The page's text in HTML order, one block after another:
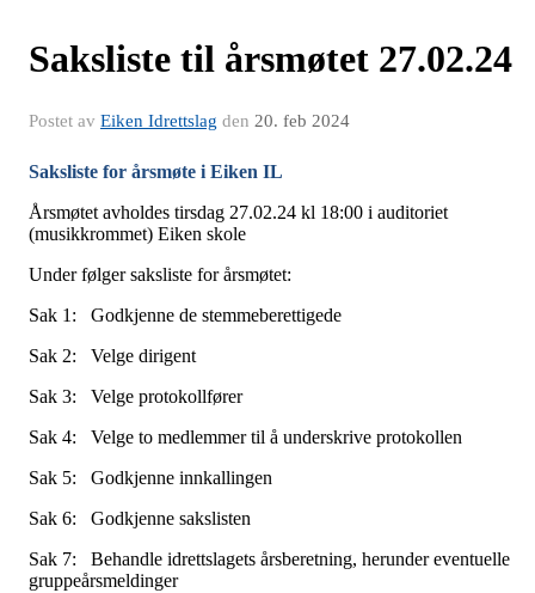
Saksliste til årsmøtet 27.02.24
Postet av Eiken Idrettslag den 20. feb 2024
Saksliste for årsmøte i Eiken IL
Årsmøtet avholdes tirsdag 27.02.24 kl 18:00 i auditoriet
(musikkrommet) Eiken skole
Under følger saksliste for årsmøtet:
Sak 1: Godkjenne de stemmeberettigede
Sak 2: Velge dirigent
Sak 3: Velge protokollfører
Sak 4: Velge to medlemmer til å underskrive protokollen
Sak 5: Godkjenne innkallingen
Sak 6: Godkjenne sakslisten
Sak 7: Behandle idrettslagets årsberetning, herunder eventuelle
gruppeårsmeldinger